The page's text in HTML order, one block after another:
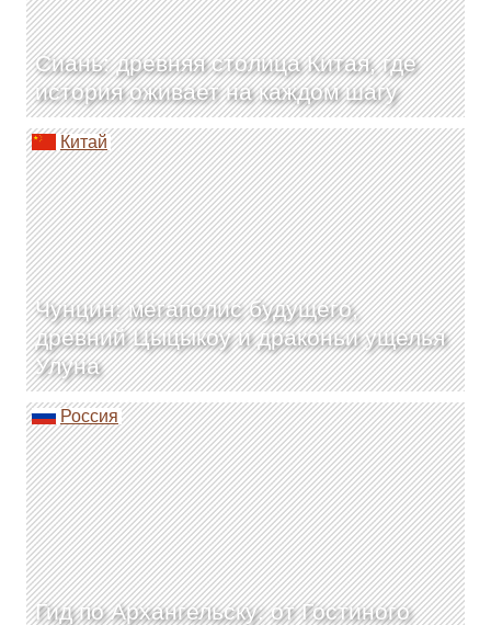
Сиань: древняя столица Китая, где
история оживает на каждом шагу
Чунцин: мегаполис будущего,
древний Цыцыкоу и драконьи ущелья
Улуна
Китай
Гид по Архангельску: от Гостиного
Россия